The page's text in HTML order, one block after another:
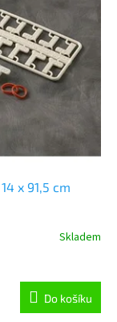
x 91,5 cm
Skladem
Do košíku